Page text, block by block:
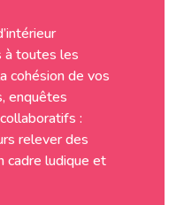
à toutes les
cohésion de vos
enquêtes
:
relever des
cadre ludique et